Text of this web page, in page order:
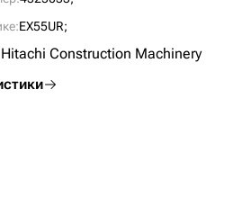
EX55UR;
Hitachi Construction Machinery